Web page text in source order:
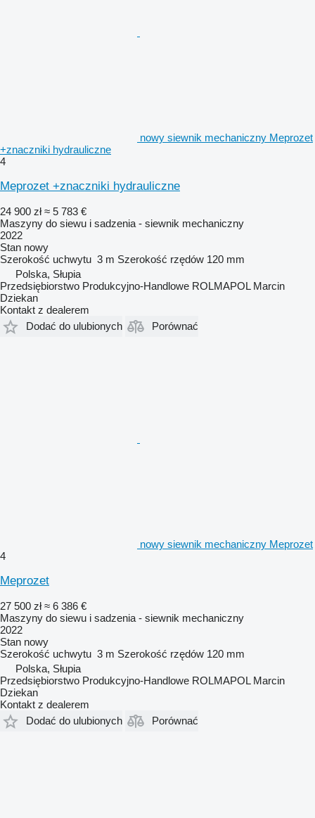
nowy siewnik mechaniczny Meprozet
+znaczniki hydrauliczne
4
Meprozet +znaczniki hydrauliczne
24 900 zł ≈ 5 783 €
Maszyny do siewu i sadzenia - siewnik mechaniczny
2022
Stan nowy
Szerokość uchwytu 3 m Szerokość rzędów 120 mm
Polska, Słupia
Przedsiębiorstwo Produkcyjno-Handlowe ROLMAPOL Marcin
Dziekan
Kontakt z dealerem
Dodać do ulubionych
Porównać
nowy siewnik mechaniczny Meprozet
4
Meprozet
27 500 zł ≈ 6 386 €
Maszyny do siewu i sadzenia - siewnik mechaniczny
2022
Stan nowy
Szerokość uchwytu 3 m Szerokość rzędów 120 mm
Polska, Słupia
Przedsiębiorstwo Produkcyjno-Handlowe ROLMAPOL Marcin
Dziekan
Kontakt z dealerem
Dodać do ulubionych
Porównać